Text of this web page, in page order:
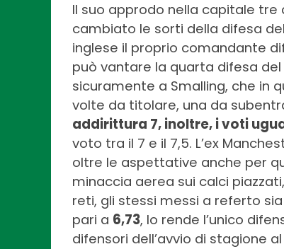
Il suo approdo nella capitale
cambiato le sorti della difesa
inglese il proprio comandante
può vantare la quarta difesa
sicuramente a Smalling, che in
volte da titolare, una da
addirittura 7, inoltre, i voti
voto tra il 7 e il 7,5. L’ex
oltre le aspettative anche per
minaccia aerea sui calci
reti, gli stessi messi a referto
pari a 6,73, lo rende l’unico
difensori dell’avvio di stagione